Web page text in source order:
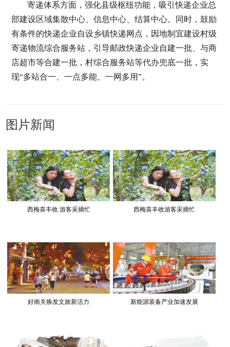
寄递体系方面，强化县级枢纽功能，吸引快递企业总
部建设区域集散中心、信息中心、结算中心。同时，鼓励
有条件的快递企业自设乡镇快递网点，因地制宜建设村级
寄递物流综合服务站，引导邮政快递企业自建一批、与商
店超市等合建一批，村综合服务站等代办兜底一批，实
现“多站合一、一点多能、一网多用”。
图片新闻
西梅喜丰收 游客采摘忙 西梅喜丰收游客采摘忙
好南关焕发文旅新活力 新能源装备产业加速发展